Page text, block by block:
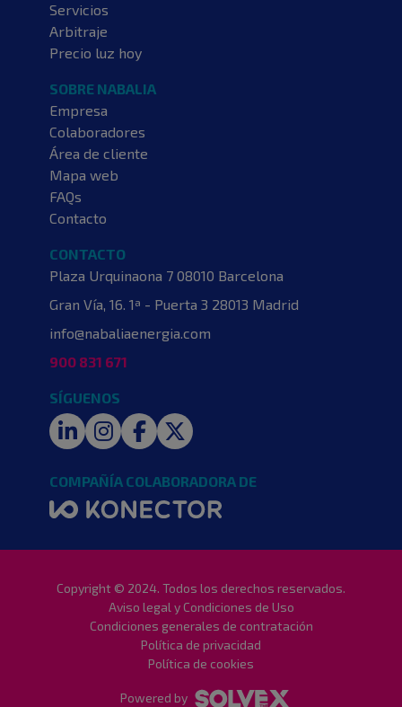
CONTACTO
Plaza Urquinaona 7 08010 Barcelona
Gran Vía, 16. 1ª - Puerta 3 28013 Madrid
info@nabaliaenergia.com
900 831 671
Servicios
Arbitraje
Precio luz hoy
SOBRE NABALIA
Empresa
Colaboradores
Área de cliente
Mapa web
FAQs
Contacto
SÍGUENOS
LinkedInInstagram
FacebookTwitter
COMPAÑÍA COLABORADORA DE
Copyright © 2024. Todos los derechos reservados.
Aviso legal y Condiciones de Uso
Condiciones generales de contratación
Política de privacidad
Política de cookies
Powered by